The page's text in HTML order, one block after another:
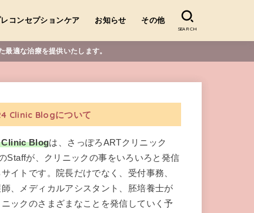
コンセプションケア お知らせ その他
SEARCH
適な治療を提供いたします。
Clinic Blogについて
Clinic Blogは、さっぽろARTクリニック
Staffが、クリニックの事をいろいろと発信
イトです。院長だけでなく、受付事務、
、メディカルアシスタント、胚培養士が
ニックのさまざまなことを発信していく予